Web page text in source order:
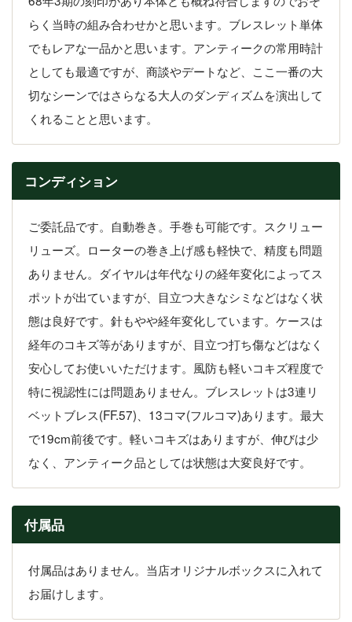
らく当時の組み合わせかと思います。ブレスレット単体
でもレアな一品かと思います。アンティークの常用時計
としても最適ですが、商談やデートなど、ここ一番の大
切なシーンではさらなる大人のダンディズムを演出して
くれることと思います。
コンディション
ご委託品です。自動巻き。手巻も可能です。スクリュー
リューズ。ローターの巻き上げ感も軽快で、精度も問題
ありません。ダイヤルは年代なりの経年変化によってス
ポットが出ていますが、目立つ大きなシミなどはなく状
態は良好です。針もやや経年変化しています。ケースは
経年のコキズ等がありますが、目立つ打ち傷などはなく
安心してお使いいただけます。風防も軽いコキズ程度で
特に視認性には問題ありません。ブレスレットは3連リ
ベットブレス(FF.57)、13コマ(フルコマ)あります。最大
で19cm前後です。軽いコキズはありますが、伸びは少
なく、アンティーク品としては状態は大変良好です。
付属品
付属品はありません。当店オリジナルボックスに入れて
お届けします。